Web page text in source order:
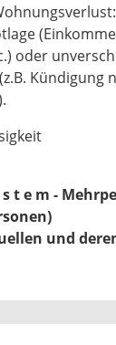
oder
Kündigung
t e m -
und